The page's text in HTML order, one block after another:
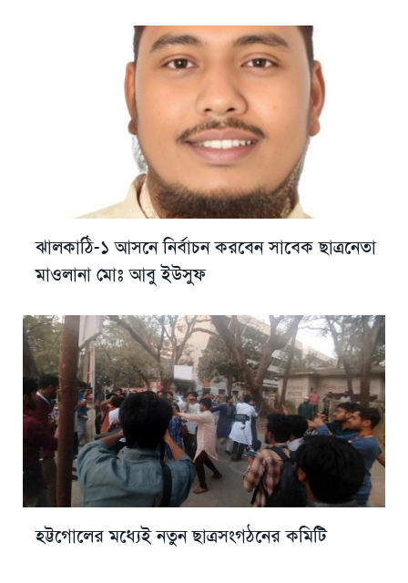
ঝালকাঠি-১ আসনে নির্বাচন করবেন সাবেক ছাত্রনেতা
মাওলানা মোঃ আবু ইউসুফ
হট্টগোলের মধ্যেই নতুন ছাত্রসংগঠনের কমিটি